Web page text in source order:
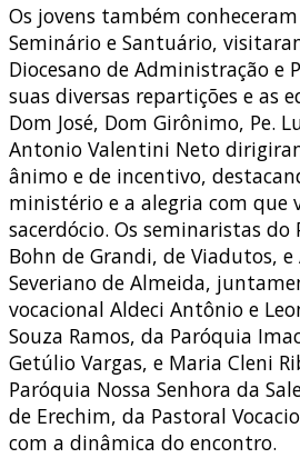
Os jovens também
Seminário e Santuário,
Diocesano de Administração e
suas diversas repartições e as
Dom José, Dom Girônimo, Pe.
Antonio Valentini Neto
ânimo e de incentivo,
ministério e a alegria com que
sacerdócio. Os seminaristas do
Bohn de Grandi, de Viadutos, e
Severiano de Almeida,
vocacional Aldeci Antônio e
Souza Ramos, da Paróquia
Getúlio Vargas, e Maria Cleni
Paróquia Nossa Senhora da
de Erechim, da Pastoral
com a dinâmica do encontro.